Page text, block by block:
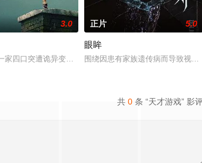
著名教授艾伦·杰克逊的危险操纵之中——一个不惜一切代
3.0
家四口突遭诡异变故，被困在自家房屋中超过 1000 天无
正片 5.0
眼眸
围绕因患有家族遗传病而导致视
共 0 条 “天才游戏” 影